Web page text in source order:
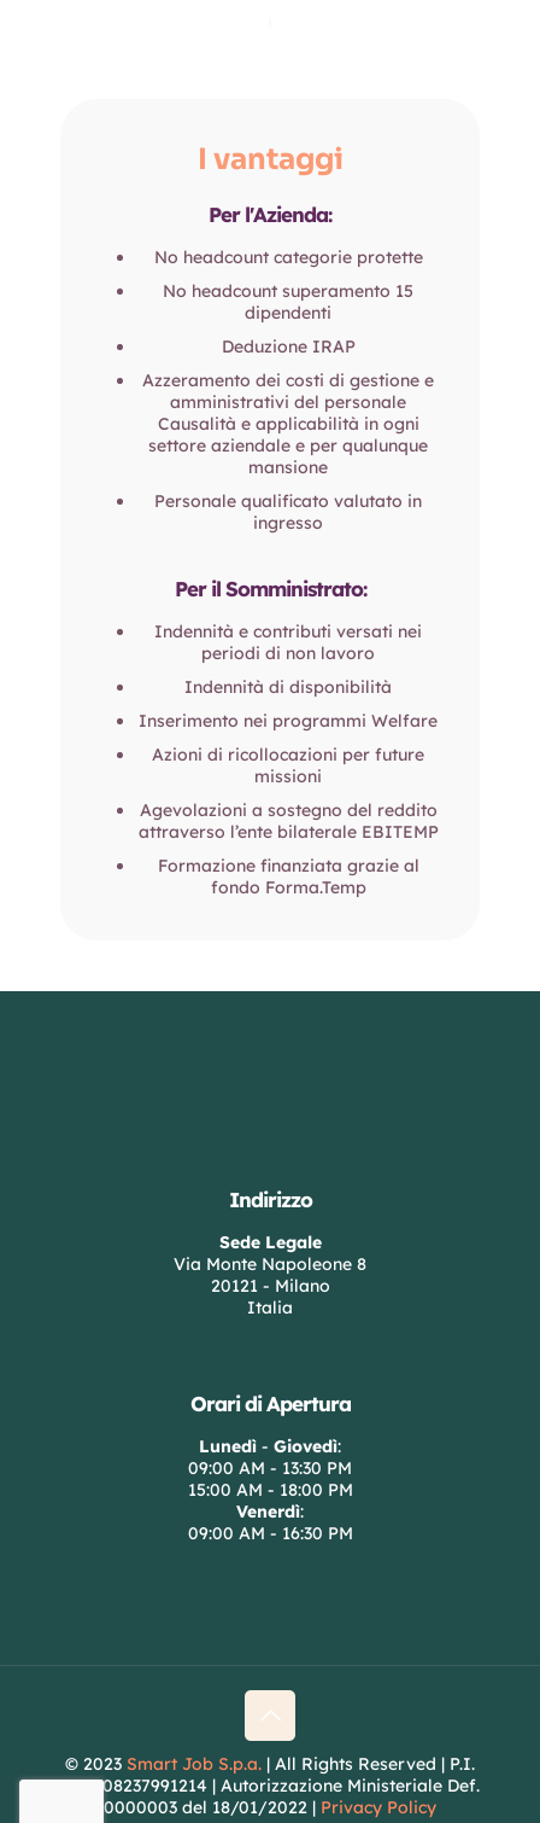
I vantaggi
Per l'Azienda:
No headcount categorie protette
No headcount superamento 15
dipendenti
Deduzione IRAP
Azzeramento dei costi di gestione e
amministrativi del personale
Causalità e applicabilità in ogni
settore aziendale e per qualunque
mansione
Personale qualificato valutato in
ingresso
Per il Somministrato:
Indennità e contributi versati nei
periodi di non lavoro
Indennità di disponibilità
Inserimento nei programmi Welfare
Azioni di ricollocazioni per future
missioni
Agevolazioni a sostegno del reddito
attraverso l’ente bilaterale EBITEMP
Formazione finanziata grazie al
fondo Forma.Temp
Indirizzo
Sede Legale
Via Monte Napoleone 8
20121 - Milano
Italia
Orari di Apertura
Lunedì - Giovedì:
09:00 AM - 13:30 PM
15:00 AM - 18:00 PM
Venerdì:
09:00 AM - 16:30 PM
© 2023 Smart Job S.p.a. | All Rights Reserved | P.I.
/C.F. 08237991214 | Autorizzazione Ministeriale Def.
0000003 del 18/01/2022 | Privacy Policy